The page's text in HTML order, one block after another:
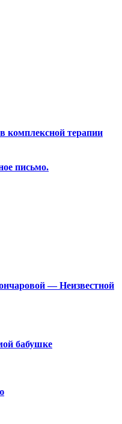
комплексной терапии
письмо.
— Неизвестной
бабушке